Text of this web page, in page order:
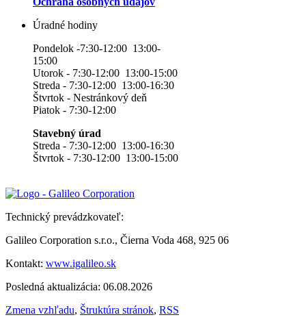
Úradné hodiny
Pondelok -7:30-12:00 13:00-
15:00
Utorok - 7:30-12:00 13:00-15:00
Streda - 7:30-12:00 13:00-16:30
Štvrtok - Nestránkový deň
Piatok - 7:30-12:00
Stavebný úrad
Streda - 7:30-12:00 13:00-16:30
Štvrtok - 7:30-12:00 13:00-15:00
Technický prevádzkovateľ:
Galileo Corporation s.r.o., Čierna Voda 468, 925 06
Kontakt: www.igalileo.sk
Posledná aktualizácia: 06.08.2026
Zmena vzhľadu, Štruktúra stránok, RSS